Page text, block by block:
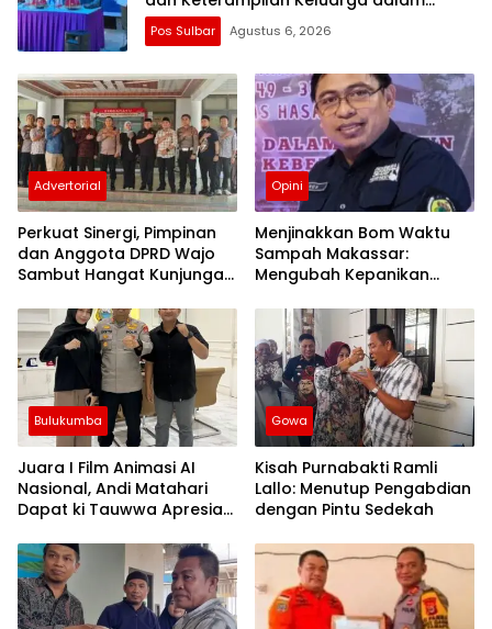
Pemenuhan Gizi
Pos Sulbar Agustus 6, 2026
Advertorial
Perkuat Sinergi, Pimpinan
dan Anggota DPRD Wajo
Sambut Hangat Kunjungan
yang Baru
Opini
Menjinakkan Bom Waktu
Sampah Makassar:
Mengubah Kepanikan
Berbasis RT
Bulukumba
Juara I Film Animasi AI
Nasional, Andi Matahari
Dapat ki Tauwwa Apresiasi
Gowa
Kisah Purnabakti Ramli
Lallo: Menutup Pengabdian
dengan Pintu Sedekah